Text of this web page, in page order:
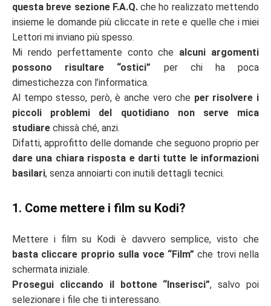
questa breve sezione F.A.Q.che ho realizzato mettendo
insieme le domande più cliccate in rete e quelle che i miei
Lettori mi inviano più spesso.
Mi rendo perfettamente conto che alcuni argomenti
possono risultare “ostici” per chi ha poca
dimestichezza con l’informatica.
Al tempo stesso, però, è anche vero che per risolvere i
piccoli problemi del quotidiano non serve mica
studiare chissà ché, anzi.
Difatti, approfitto delle domande che seguono proprio per
dare una chiara risposta e darti tutte le informazioni
basilari, senza annoiarti con inutili dettagli tecnici.
1. Come mettere i film su Kodi?
Mettere i film su Kodi è davvero semplice, visto che
basta cliccare proprio sulla voce “Film” che trovi nella
schermata iniziale.
Prosegui cliccando il bottone “Inserisci”, salvo poi
selezionare i file che ti interessano.